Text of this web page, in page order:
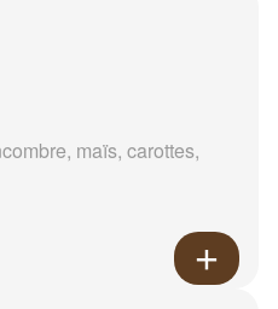
maïs, carottes,